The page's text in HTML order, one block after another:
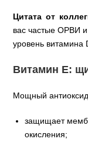
Цитата от
вас частые ОРВИ
уровень витамина
Витамин Е:
Мощный
защищает
окисления;